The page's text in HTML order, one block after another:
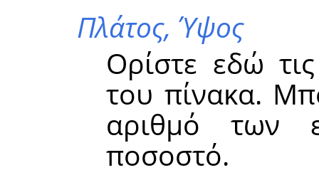
Πλάτος, Ύψος
Ορίστε εδώ
του πίνακα.
αριθμό των
ποσοστό.